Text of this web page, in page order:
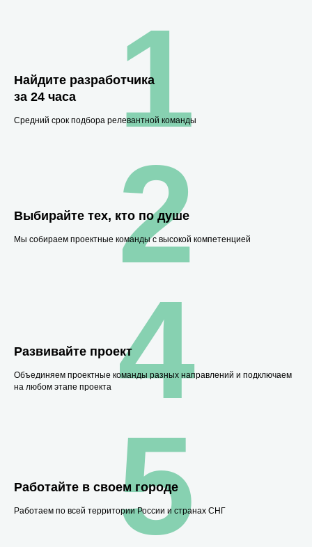
Найдите разработчика
за 24 часа
Средний срок подбора релевантной команды
1
Выбирайте тех, кто по душе
Мы собираем проектные команды с высокой компетенцией
2
Развивайте проект
Объединяем проектные команды разных направлений и подключаем
на любом этапе проекта
4
Работайте в своем городе
Работаем по всей территории России и странах СНГ
5